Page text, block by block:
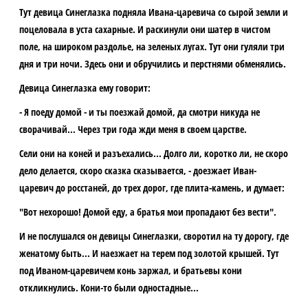
Тут девица Синеглазка подняла Ивана-царевича со сырой земли и
поцеловала в уста сахарные. И раскинули они шатер в чистом
поле, на широком раздолье, на зеленых лугах. Тут они гуляли три
дня и три ночи. Здесь они и обручились и перстнями обменялись.
Девица Синеглазка ему говорит:
- Я поеду домой - и ты поезжай домой, да смотри никуда не
сворачивай... Через три года жди меня в своем царстве.
Сели они на коней и разъехались... Долго ли, коротко ли, не скоро
дело делается, скоро сказка сказывается, - доезжает Иван-
царевич до росстаней, до трех дорог, где плита-камень, и думает:
"Вот нехорошо! Домой еду, а братья мои пропадают без вести".
И не послушался он девицы Синеглазки, своротил на ту дорогу, где
женатому быть... И наезжает на терем под золотой крышей. Тут
под Иваном-царевичем конь заржал, и братьевы кони
откликнулись. Кони-то были одностадные...